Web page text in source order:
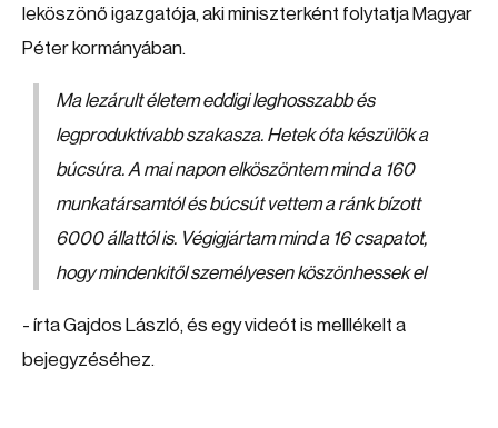
leköszönő igazgatója, aki miniszterként folytatja Magyar
Péter kormányában.
Ma lezárult életem eddigi leghosszabb és
legproduktívabb szakasza. Hetek óta készülök a
búcsúra. A mai napon elköszöntem mind a 160
munkatársamtól és búcsút vettem a ránk bízott
6000 állattól is. Végigjártam mind a 16 csapatot,
hogy mindenkitől személyesen köszönhessek el
- írta Gajdos László, és egy videót is melllékelt a
bejegyzéséhez.